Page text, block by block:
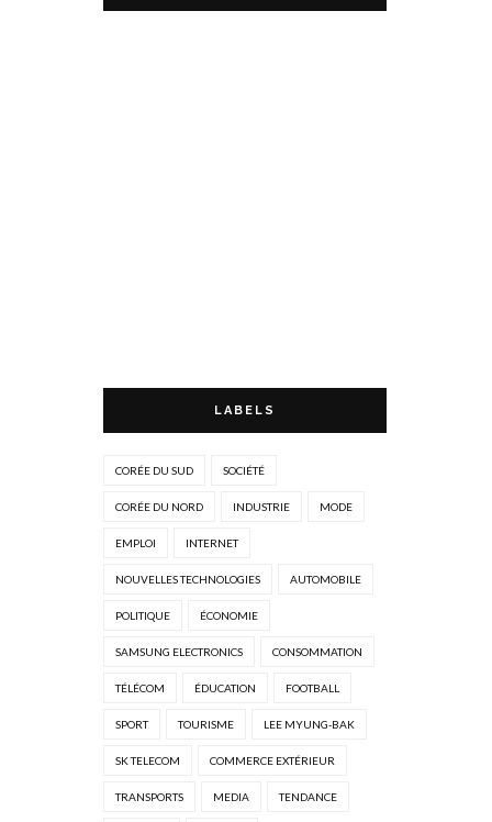
LABELS
CORÉE DU SUD SOCIÉTÉ
CORÉE DU NORD INDUSTRIE MODE
EMPLOI INTERNET
NOUVELLES TECHNOLOGIES AUTOMOBILE
POLITIQUE ÉCONOMIE
SAMSUNG ELECTRONICS CONSOMMATION
TÉLÉCOM ÉDUCATION FOOTBALL
SPORT TOURISME LEE MYUNG-BAK
SK TELECOM COMMERCE EXTÉRIEUR
TRANSPORTS MEDIA TENDANCE